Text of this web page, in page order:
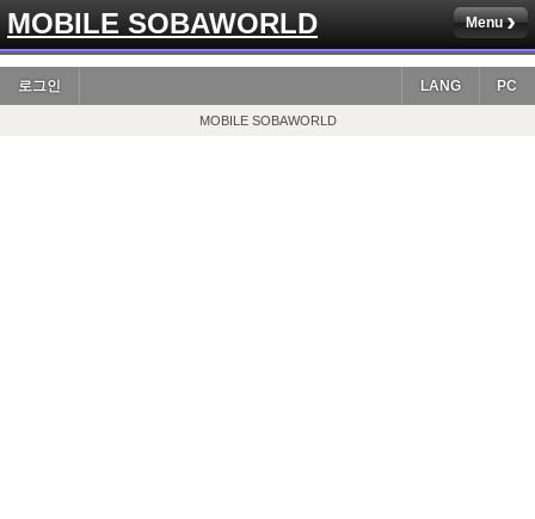
MOBILE SOBAWORLD Menu
로그인 PC
LANG
MOBILE SOBAWORLD